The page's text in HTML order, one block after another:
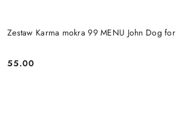
Zestaw Karma mokra 99 MENU John Dog
Cena:
55.00